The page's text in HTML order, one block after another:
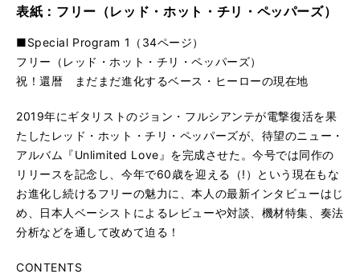
表紙：フリー（レッド・ホット・チリ・ペッパーズ）
■Special Program 1（34ページ）
フリー（レッド・ホット・チリ・ペッパーズ）
祝！還暦 まだまだ進化するベース・ヒーローの現在地
2019年にギタリストのジョン・フルシアンテが電撃復活を果
たしたレッド・ホット・チリ・ペッパーズが、待望のニュー・
アルバム『Unlimited Love』を完成させた。今号では同作の
リリースを記念し、今年で60歳を迎える（!）という現在もな
お進化し続けるフリーの魅力に、本人の最新インタビューはじ
め、日本人ベーシストによるレビューや対談、機材特集、奏法
分析などを通して改めて迫る！
CONTENTS